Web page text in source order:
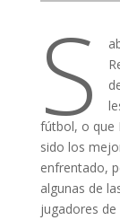
S
fútbol, o que
sido los
enfrentado,
algunas de
jugadores de